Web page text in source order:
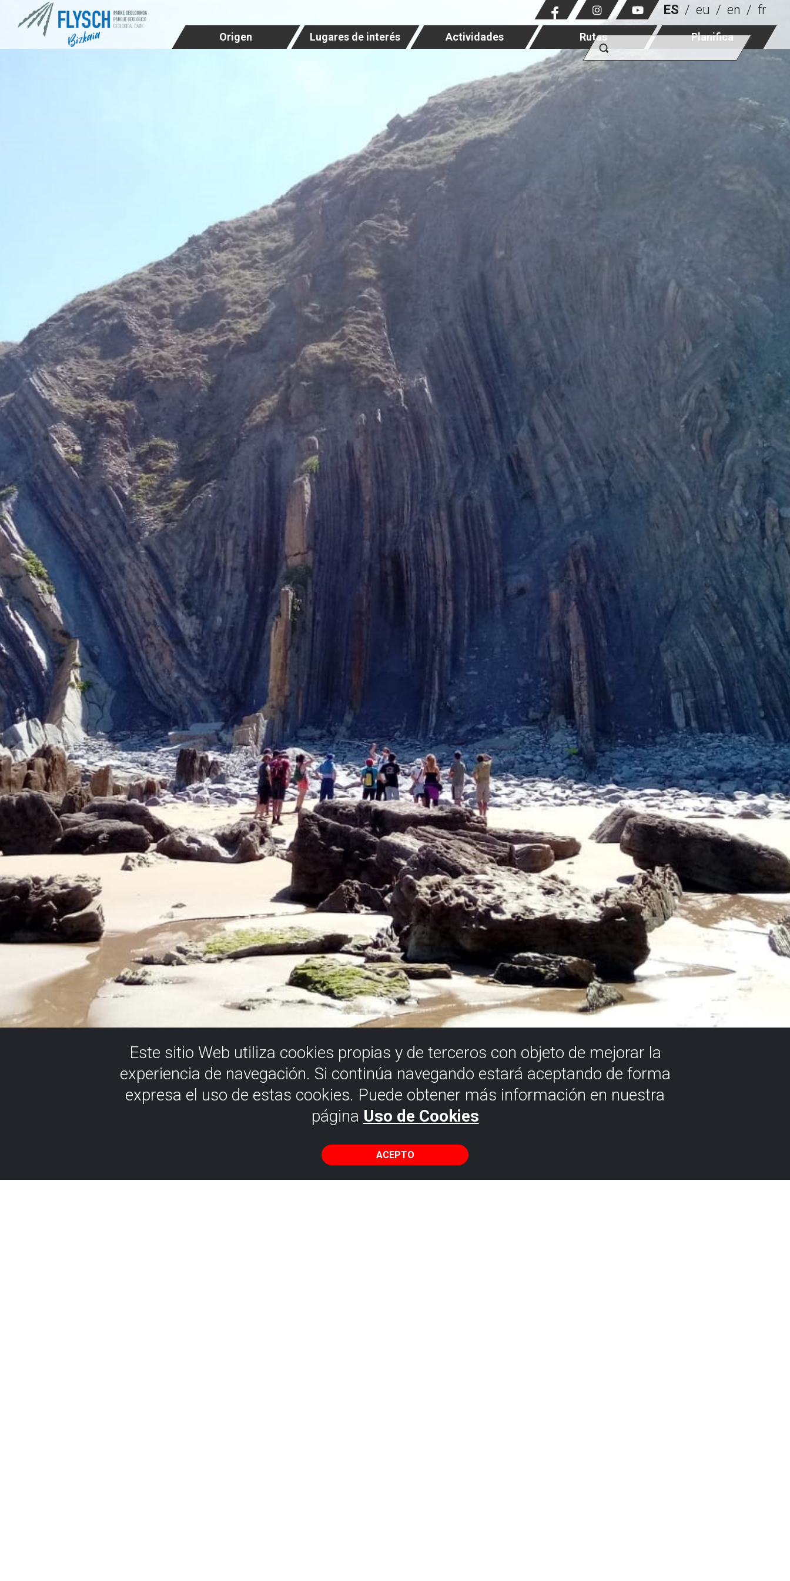
ES eu en fr
Origen Lugares de interés Actividades Rutas Planifica
Este sitio Web utiliza cookies propias y de terceros con objeto de mejorar la
experiencia de navegación. Si continúa navegando estará aceptando de forma
expresa el uso de estas cookies. Puede obtener más información en nuestra
página Uso de Cookies
ACEPTO